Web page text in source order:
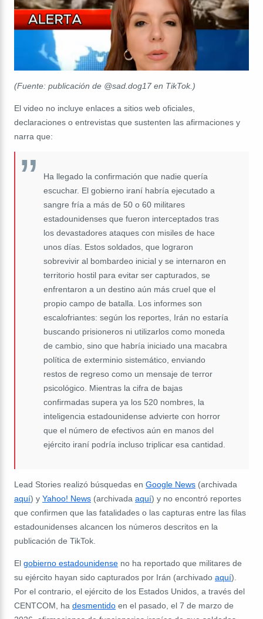
(Fuente: publicación de @sad.dog17 en TikTok.)
El video no incluye enlaces a sitios web oficiales,
declaraciones o entrevistas que sustenten las afirmaciones y
narra que:
Ha llegado la confirmación que nadie quería
escuchar. El gobierno iraní habría ejecutado a
sangre fría a más de 50 o 60 militares
estadounidenses que fueron interceptados tras
los devastadores ataques con misiles de hace
unos días. Estos soldados, que lograron
sobrevivir al bombardeo inicial y se internaron en
territorio hostil para evitar ser capturados, se
enfrentaron a un destino aún más cruel que el
propio campo de batalla. Los informes son
escalofriantes: según los reportes, Irán no estaría
buscando prisioneros ni utilizarlos como moneda
de cambio, sino que habría iniciado una macabra
política de exterminio sistemático, enviando
restos de regreso como un mensaje de terror
psicológico. Mientras la cifra de bajas
confirmadas supera ya los 520 nombres, la
inteligencia estadounidense advierte con horror
que el número de efectivos aún en manos del
ejército iraní podría incluso triplicar esa cantidad.
Lead Stories realizó búsquedas en Google News (archivada
aquí) y Yahoo! News (archivada aquí) y no encontró reportes
que confirmen que las fatalidades o las capturas entre las filas
estadounidenses alcancen los números descritos en la
publicación de TikTok.
El gobierno estadounidense no ha reportado que militares de
su ejército hayan sido capturados por Irán (archivado aquí).
Por el contrario, el ejército de los Estados Unidos, a través del
CENTCOM, ha desmentido en el pasado, el 7 de marzo de